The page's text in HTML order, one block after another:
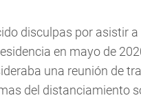
disculpas por asistir
en mayo de
una reunión de
del distanciamiento